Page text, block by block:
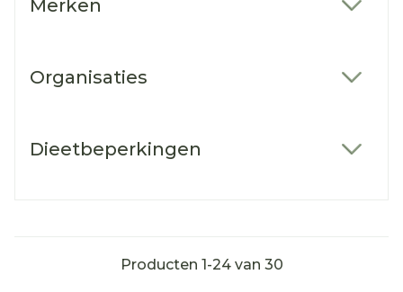
Merken
Organisaties
Dieetbeperkingen
Producten 1-24van 30